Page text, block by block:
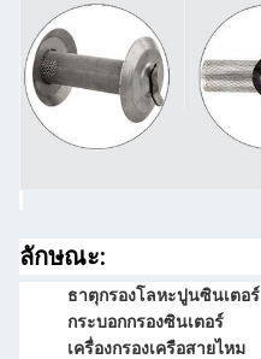
ลักษณะ:
ธาตุกรองโลหะปูนซินเตอร์
กระบอกกรองซินเตอร์
เครื่องกรองเครือสายไหม